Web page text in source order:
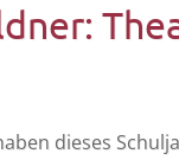
die­ses